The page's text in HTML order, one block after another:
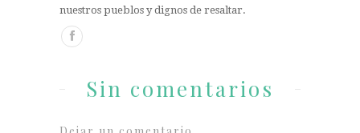
nuestros pueblos y dignos de resaltar.
Sin comentarios